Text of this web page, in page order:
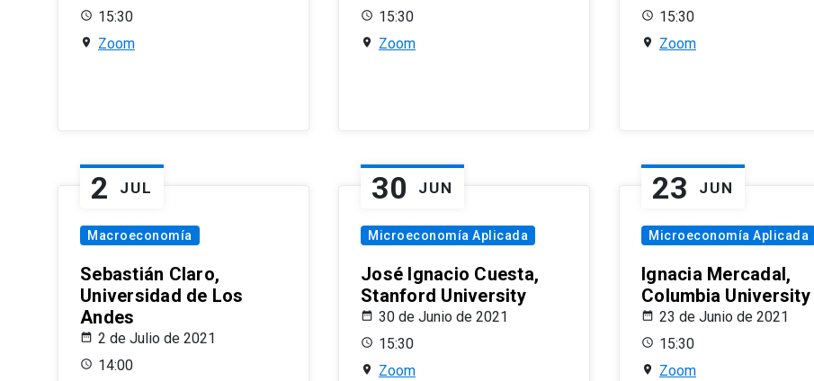
15:30
Zoom
15:30
Zoom
15:30
Zoom
2 JUL
Macroeconomía
Sebastián Claro,
Universidad de Los
Andes
2 de Julio de 2021
14:00
30 JUN
Microeconomía Aplicada
José Ignacio Cuesta,
Stanford University
30 de Junio de 2021
15:30
Zoom
23 JUN
Microeconomía Aplicada
Ignacia Mercadal,
Columbia University
23 de Junio de 2021
15:30
Zoom